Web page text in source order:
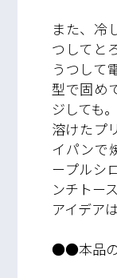
また、冷
つしてと
うつして
型で固め
ジしても。
溶けたプ
イパンで
ープルシ
ンチトー
アイデア
●●本品